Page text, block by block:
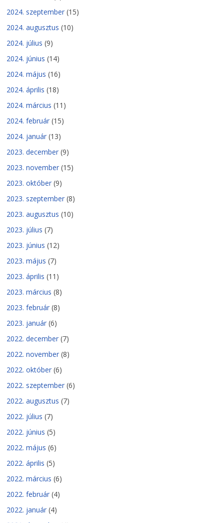
2024. szeptember (15)
2024. augusztus (10)
2024. július (9)
2024. június (14)
2024. május (16)
2024. április (18)
2024. március (11)
2024. február (15)
2024. január (13)
2023. december (9)
2023. november (15)
2023. október (9)
2023. szeptember (8)
2023. augusztus (10)
2023. július (7)
2023. június (12)
2023. május (7)
2023. április (11)
2023. március (8)
2023. február (8)
2023. január (6)
2022. december (7)
2022. november (8)
2022. október (6)
2022. szeptember (6)
2022. augusztus (7)
2022. július (7)
2022. június (5)
2022. május (6)
2022. április (5)
2022. március (6)
2022. február (4)
2022. január (4)